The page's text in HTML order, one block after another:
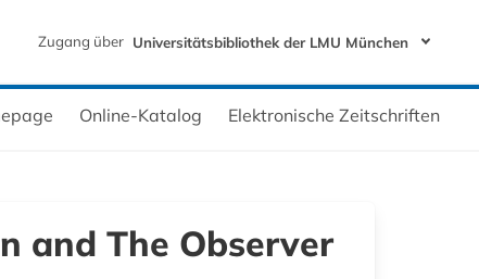
Zugang über Universitätsbibliothek der LMU München
Online-Katalog Elektronische Zeitschriften
and The Observer